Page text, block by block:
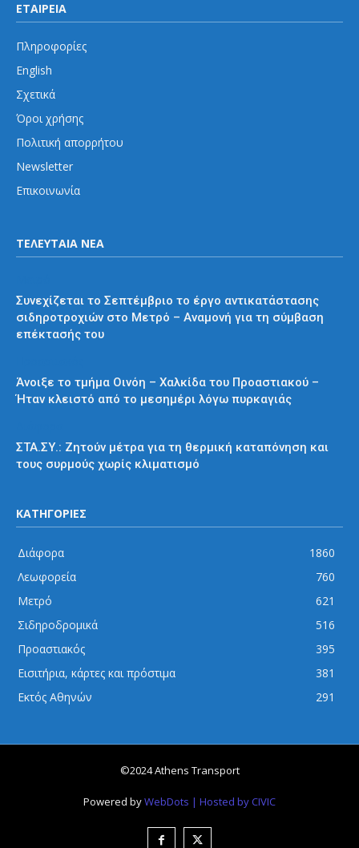
ΕΤΑΙΡΕΙΑ
Πληροφορίες
English
Σχετικά
Όροι χρήσης
Πολιτική απορρήτου
Newsletter
Επικοινωνία
ΤΕΛΕΥΤΑΙΑ ΝΕΑ
Συνεχίζεται το Σεπτέμβριο το έργο αντικατάστασης
σιδηροτροχιών στο Μετρό – Αναμονή για τη σύμβαση
επέκτασής του
Άνοιξε το τμήμα Οινόη – Χαλκίδα του Προαστιακού –
Ήταν κλειστό από το μεσημέρι λόγω πυρκαγιάς
ΣΤΑ.ΣΥ.: Ζητούν μέτρα για τη θερμική καταπόνηση και
τους συρμούς χωρίς κλιματισμό
ΚΑΤΗΓΟΡΙΕΣ
Διάφορα
1860
Λεωφορεία
760
Μετρό
621
Σιδηροδρομικά
516
Προαστιακός
395
Εισιτήρια, κάρτες και πρόστιμα
381
Εκτός Αθηνών
291
©2024 Athens Transport
Powered byWebDots | Hosted by CIVIC